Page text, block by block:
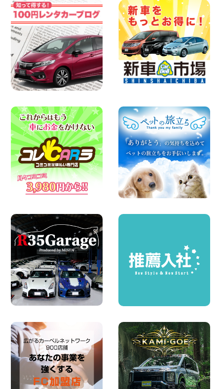
戸店
100円レンタカー 杉戸
2026年08月07日
佐渡でのドライブは安全第一!交通事故に
ご注意ください 新潟県 佐渡空港店
100円レンタカー 佐渡空港
2026年08月07日
楽しい佐渡旅行を守るために!安全運転の
お願い 新潟県 両津店
100円レンタカー 両津
日産セレナが新入荷!!中川かの里店!! 愛知
県 中川かの里店
100円レンタカー 中川かの里
2026年08月07日
☆ 夏休みクーポン登場!最大9,500円おト
ク! ☆ 鳥取県 鳥取青谷店
100円レンタカー 鳥取青谷
2026年08月07日
夏季休暇のお知らせ 東京都 墨田両国店
100円レンタカー 墨田両国
2026年08月07日
夏季休暇のお知らせ 東京都 墨田文花店
お盆も休まず営業します! 神奈川県 横浜
旭南本宿町店
100円レンタカー 横浜旭南本宿町
2026年08月07日